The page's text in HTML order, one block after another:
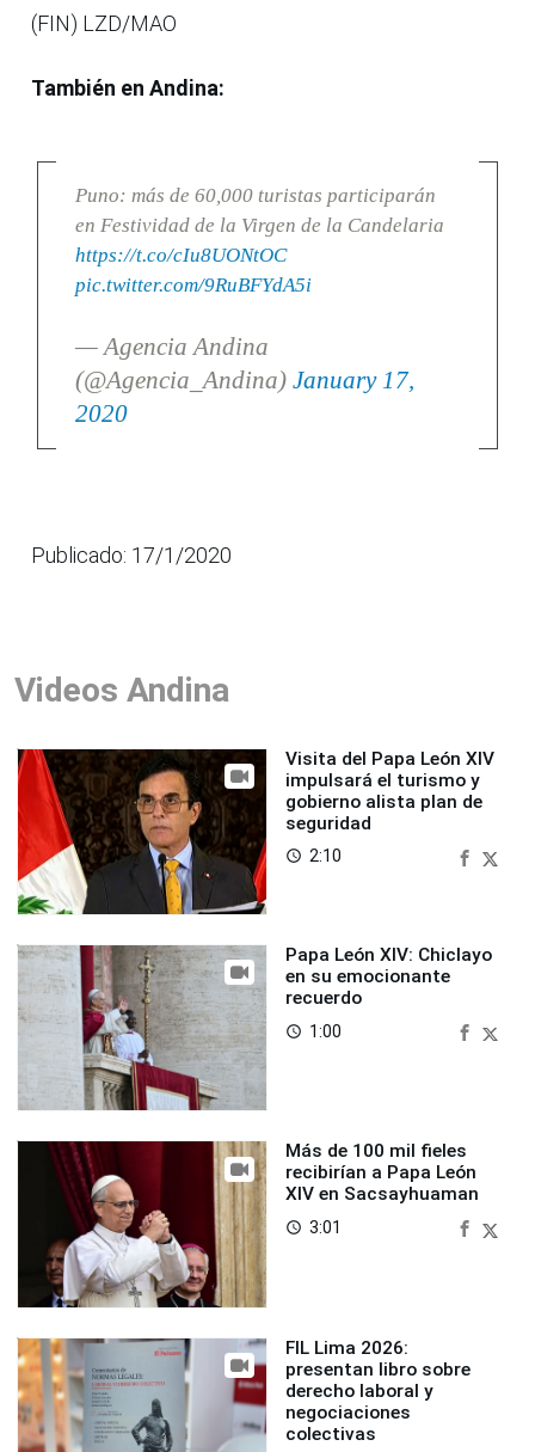
(FIN) LZD/MAO
También en Andina:
Puno: más de 60,000 turistas participarán
en Festividad de la Virgen de la Candelaria
https://t.co/cIu8UONtOC
pic.twitter.com/9RuBFYdA5i
— Agencia Andina
(@Agencia_Andina) January 17,
2020
Publicado: 17/1/2020
Videos Andina
Visita del Papa León XIV
impulsará el turismo y
gobierno alista plan de
seguridad
access_time 2:10
Papa León XIV: Chiclayo
en su emocionante
recuerdo
access_time 1:00
Más de 100 mil fieles
recibirían a Papa León
XIV en Sacsayhuaman
access_time 3:01
FIL Lima 2026:
presentan libro sobre
derecho laboral y
negociaciones
colectivas